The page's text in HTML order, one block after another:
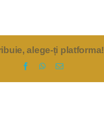
alege-ți platforma!
FacebookWhatsApp
E-